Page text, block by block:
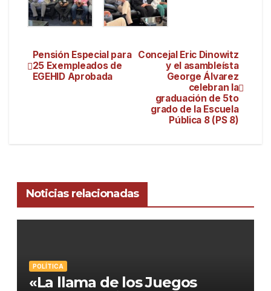
Concejal Eric Dinowitz
y el asambleísta
George Álvarez
celebran la
graduación de 5to
grado de la Escuela
Pública 8 (PS 8)
Pensión Especial para
25 Exempleados de
EGEHID Aprobada
Noticias relacionadas
POLÍTICA
«La llama de los Juegos